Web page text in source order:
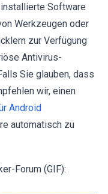
Software
Werkzeugen oder
zur Verfügung
Antivirus-
Sie glauben, dass
wir, einen
Android
automatisch zu
Forum (GIF):